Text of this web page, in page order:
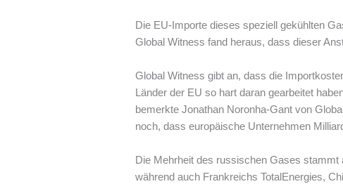
Die EU-Importe dieses speziell gekühlten
Global Witness fand heraus, dass dieser
Global Witness gibt an, dass die
Länder der EU so hart daran gearbeitet
bemerkte Jonathan Noronha-Gant von
noch, dass europäische Unternehmen
Die Mehrheit des russischen Gases
während auch Frankreichs TotalEnergies,